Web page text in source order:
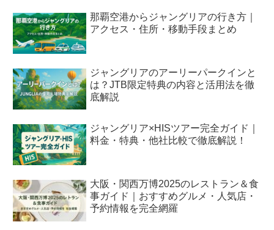
那覇空港からジャングリアの行き方｜
アクセス・住所・移動手段まとめ
ジャングリアのアーリーパークインと
は？JTB限定特典の内容と活用法を徹
底解説
ジャングリア×HISツアー完全ガイド｜
料金・特典・他社比較で徹底解説！
大阪・関西万博2025のレストラン＆食
事ガイド｜おすすめグルメ・人気店・
予約情報を完全網羅